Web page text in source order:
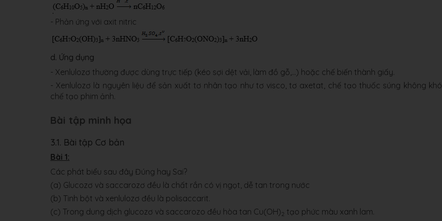
- Phản ứng với axit nitric
d. Ứng dụng
- Xenlulozơ thường được dùng trực tiếp (kéo sợi dệt vải, làm đồ gỗ,...) hoặc chế biến thành giấy.
- Xenlulozơ là nguyên liệu để sản xuất tơ nhân tạo như tơ visco, tơ axetat, chế tạo thuốc súng không
chế tạo phim ảnh.
Bài tập minh họa
3.1. Bài tập Cơ bản
Bài 1:
Các phát biểu sau đây Đúng hay Sai?
(a) Glucozơ và saccarozơ đều là chất rắn có vị ngọt, dễ tan trong nước
(b) Tinh bột và xenlulozơ đều là polisaccarit.
(c) Trong dung dịch glucozơ và saccarozo đều hòa tan Cu(OH)2 tạo phức màu xanh lam.